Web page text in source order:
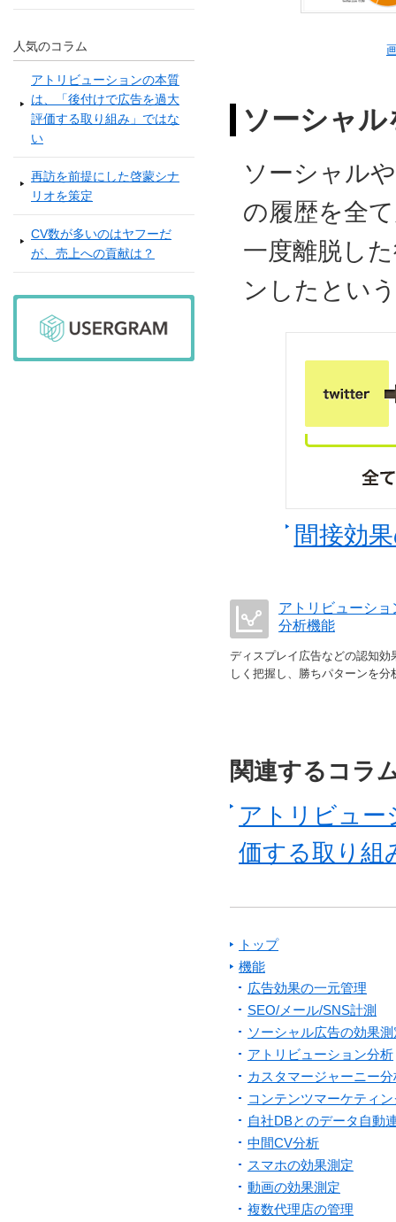
人気のコラム
アトリビューションの本質
は、「後付けで広告を過大
評価する取り組み」ではな
い
再訪を前提にした啓蒙シナ
リオを策定
CV数が多いのはヤフーだ
が、売上への貢献は？
ソーシャ
ソーシャル
の履歴を全
一度離脱し
ンしたとい
間接効
アトリビューショ
分析機能
ディスプレイ広告などの認知効
しく把握し、勝ちパターンを分
関連するコラ
アトリビュー
価する取り組
トップ
機能
広告効果の一元管理
SEO/メール/SNS計測
ソーシャル広告の効果測
アトリビューション分析
カスタマージャーニー分
コンテンツマーケティ
自社DBとのデータ自動
中間CV分析
スマホの効果測定
動画の効果測定
複数代理店の管理